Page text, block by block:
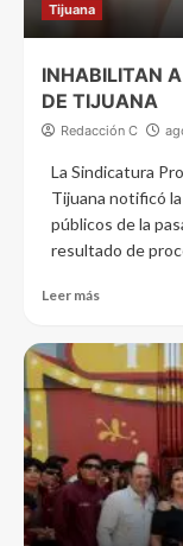
Tijuana
INHABILITAN
DE TIJUANA
Redacción C
La Sindicatura
Tijuana notificó
públicos de la
resultado de
Leer más